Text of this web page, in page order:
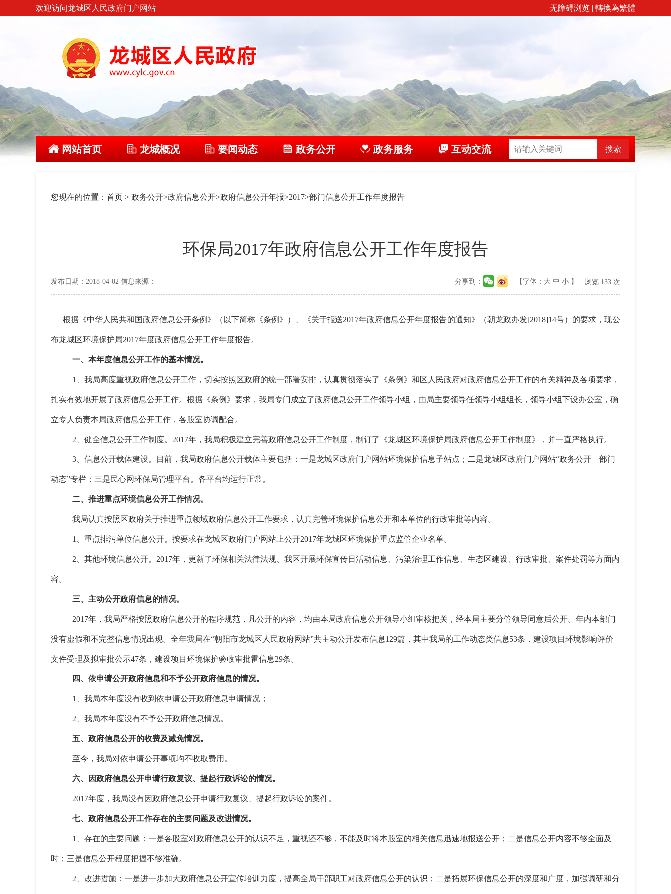
欢迎访问龙城区人民政府门户网站 无障碍浏览 | 轉換為繁體
网站首页 龙城概况 要闻动态 政务公开 政务服务 互动交流 搜索
您现在的位置： 首页 > 政务公开>政府信息公开>政府信息公开年报>2017>部门信息公开工作年度报告
环保局2017年政府信息公开工作年度报告
发布日期：2018-04-02 信息来源： 【字体： 大 中 小 】 浏览:133 次
分享到：
根据《中华人民共和国政府信息公开条例》（以下简称《条例》）、《关于报送2017年政府信息公开年度报告的通知》（朝龙政办发[2018]14号）的要求，现公
布龙城区环境保护局2017年度政府信息公开工作年度报告。
一、本年度信息公开工作的基本情况。
1、我局高度重视政府信息公开工作，切实按照区政府的统一部署安排，认真贯彻落实了《条例》和区人民政府对政府信息公开工作的有关精神及各项要求，
扎实有效地开展了政府信息公开工作。根据《条例》要求，我局专门成立了政府信息公开工作领导小组，由局主要领导任领导小组组长，领导小组下设办公室，确
立专人负责本局政府信息公开工作，各股室协调配合。
2、健全信息公开工作制度。2017年，我局积极建立完善政府信息公开工作制度，制订了《龙城区环境保护局政府信息公开工作制度》，并一直严格执行。
3、信息公开载体建设。目前，我局政府信息公开载体主要包括：一是龙城区政府门户网站环境保护信息子站点；二是龙城区政府门户网站“政务公开—部门
动态”专栏；三是民心网环保局管理平台。各平台均运行正常。
二、推进重点环境信息公开工作情况。
我局认真按照区政府关于推进重点领域政府信息公开工作要求，认真完善环境保护信息公开和本单位的行政审批等内容。
1、重点排污单位信息公开。按要求在龙城区政府门户网站上公开2017年龙城区环境保护重点监管企业名单。
2、其他环境信息公开。2017年，更新了环保相关法律法规、我区开展环保宣传日活动信息、污染治理工作信息、生态区建设、行政审批、案件处罚等方面内
容。
三、主动公开政府信息的情况。
2017年，我局严格按照政府信息公开的程序规范，凡公开的内容，均由本局政府信息公开领导小组审核把关，经本局主要分管领导同意后公开。年内本部门
没有虚假和不完整信息情况出现。全年我局在“朝阳市龙城区人民政府网站”共主动公开发布信息129篇，其中我局的工作动态类信息53条，建设项目环境影响评价
文件受理及拟审批公示47条，建设项目环境保护验收审批雷信息29条。
四、依申请公开政府信息和不予公开政府信息的情况。
1、我局本年度没有收到依申请公开政府信息申请情况；
2、我局本年度没有不予公开政府信息情况。
五、政府信息公开的收费及减免情况。
至今，我局对依申请公开事项均不收取费用。
六、因政府信息公开申请行政复议、提起行政诉讼的情况。
2017年度，我局没有因政府信息公开申请行政复议、提起行政诉讼的案件。
七、政府信息公开工作存在的主要问题及改进情况。
1、存在的主要问题：一是各股室对政府信息公开的认识不足，重视还不够，不能及时将本股室的相关信息迅速地报送公开；二是信息公开内容不够全面及
时；三是信息公开程度把握不够准确。
2、改进措施：一是进一步加大政府信息公开宣传培训力度，提高全局干部职工对政府信息公开的认识；二是拓展环保信息公开的深度和广度，加强调研和分